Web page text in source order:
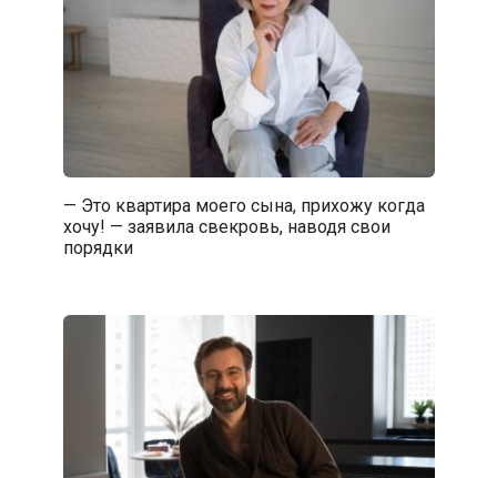
— Это квартира моего сына, прихожу когда
хочу! — заявила свекровь, наводя свои
порядки